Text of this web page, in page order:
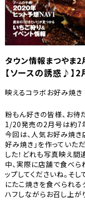
タウン情報まつやま2
【ソースの誘惑♪】2
映えるコラボお好み焼き
粉もん好きの皆様、お待
1/20発売の2月号は約7年
今回は、人気お好み焼
好み焼き」を作っていた
した！どれも写真映え
中、実際に店舗で食べら
ップしてくださいね。そ
にたこ焼きを食べられる
ハフしながらお召し上が